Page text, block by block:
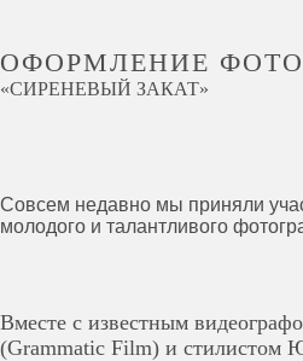
ОФОРМЛЕНИЕ
«СИРЕНЕВЫЙ ЗАКАТ»
Совсем недавно мы приняли
молодого и талантливого
Вместе с известным
(Grammatic Film) и стилистом